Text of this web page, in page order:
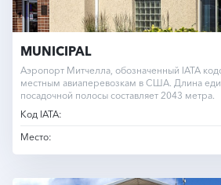
MUNICIPAL
Аэропорт Митчелла, обозначенный IATA
местным авиаперевозкам в США. Длина
посадочной полосы составляет 2043 метра.
Код IATA:
Место: